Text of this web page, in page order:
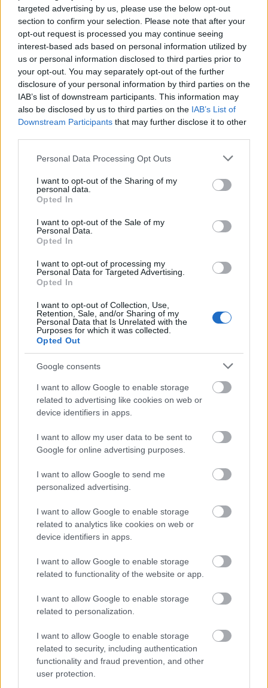
targeted advertising by us, please use the below opt-out
section to confirm your selection. Please note that after your
opt-out request is processed you may continue seeing
interest-based ads based on personal information utilized by
us or personal information disclosed to third parties prior to
your opt-out. You may separately opt-out of the further
disclosure of your personal information by third parties on the
IAB’s list of downstream participants. This information may
also be disclosed by us to third parties on the IAB’s List of
Downstream Participants that may further disclose it to other
Please note that this website/app uses one or more Google
not limited to your visit or usage behaviour. You may click to
grant or deny consent to Google and its third-party tags to
use your data for below specified purposes in below Google
consent section.
Personal Data Processing Opt Outs
I want to opt-out of the Sharing of my
personal data.
Opted In
I want to opt-out of the Sale of my
Personal Data.
Opted In
I want to opt-out of processing my
Personal Data for Targeted Advertising.
Opted In
I want to opt-out of Collection, Use,
Retention, Sale, and/or Sharing of my
Personal Data that Is Unrelated with the
Purposes for which it was collected.
Opted Out
Google consents
I want to allow Google to enable storage
related to advertising like cookies on web or
device identifiers in apps.
I want to allow my user data to be sent to
Google for online advertising purposes.
I want to allow Google to send me
personalized advertising.
I want to allow Google to enable storage
related to analytics like cookies on web or
device identifiers in apps.
I want to allow Google to enable storage
related to functionality of the website or app.
I want to allow Google to enable storage
related to personalization.
I want to allow Google to enable storage
related to security, including authentication
functionality and fraud prevention, and other
user protection.
Τι κάνει τα φρύδια τόσο σημαντικά;
Τα φρύδια μας δεν είναι απλώς μια λεπτομέρεια
που υπάρχει στο πρόσωπο μας. Αντιθέτως, έχουν
πολλαπλούς ρόλους και επηρεάζουν σημαντικά την
εμφάνιση μας. Ουσιαστικά, είναι ένα πλαίσιο για τα
μάτια μας που ενισχύει το βλέμμα και το κάνει πιο
εκφραστικό. Παράλληλα, επηρεάζουν σημαντικά
την αρμονία του προσώπου και δίνουν ένταση στην
φρύδι,μπορεί να αλλάξει όλη την εικόνα του
και νεανικό.
Βήματα για καλοσχηματισμένα
φρύδια
Ιδανικό σχήμα
Το ιδανικό σχήμα φρυδιών του κάθε προσώπου
διαφέρει ανάλογα με το σχήμα του προσώπου και
τα υπόλοιπα χαρακτηριστικά μας. Η εύρεση του
είναι ίσως το πιο δύσκολο κομμάτι όλης της
κάποια μικρά
tricks που μπορούμε να κάνουμε για να το
. Με ένα μολύβι, βρίσκουμε την αρχή του
φρυδιού, το τόξο του, και το τέλος. Συγκεκριμένα,
τοποθετούμε το μολύβι κάθετα από τη βάση της
μύτης μέχρι το εσωτερικό του ματιού και βρίσκουμε
το σημείο όπου ιδανικά θα ήταν η αρχή του
φρυδιού μας. Για το τόξο, τοποθετούμε το μολύβι
στη βάση της μύτης και περνώντας από την ίριδα
του ματιού βρίσκουμε το υψηλότερο σημείο του
φρυδιού. Το τόξο πρέπει να βρίσκεται ακριβώς
πάνω από την ίριδα, προκειμένου να δίνει ένταση
και να ανορθώνει το βλέμμα. Όσο για το τέλος του
φρυδιού, τοποθετούμε το μολύβι ξανά από την